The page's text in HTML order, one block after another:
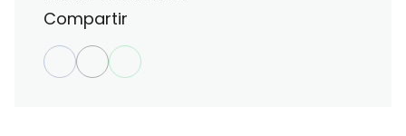
Compartir